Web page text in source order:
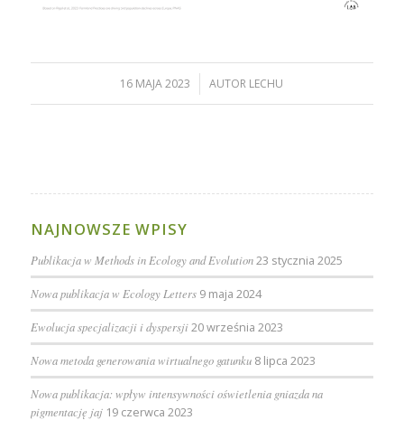
16 MAJA 2023
/ AUTOR LECHU
NAJNOWSZE WPISY
Publikacja w Methods in Ecology and Evolution 23 stycznia 2025
Nowa publikacja w Ecology Letters 9 maja 2024
Ewolucja specjalizacji i dyspersji 20 września 2023
Nowa metoda generowania wirtualnego gatunku 8 lipca 2023
Nowa publikacja: wpływ intensywności oświetlenia gniazda na
pigmentację jaj 19 czerwca 2023